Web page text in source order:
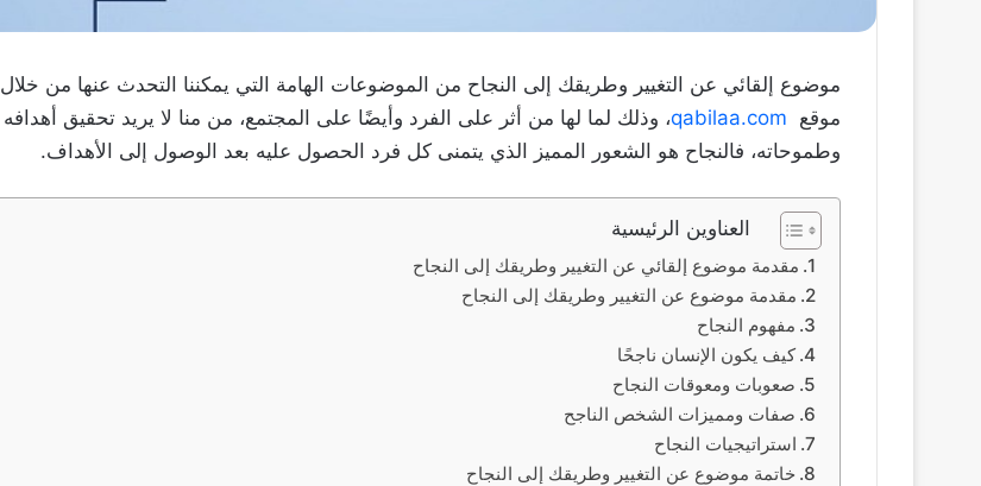
موضوع إلقائي عن التغيير وطريقك إلى النجاح من الموضوعات الهامة التي يمكننا التحدث عنها من خلال
موقع qabilaa.com، وذلك لما لها من أثر على الفرد وأيضًا على المجتمع، من منا لا يريد تحقيق أهدافه
وطموحاته، فالنجاح هو الشعور المميز الذي يتمنى كل فرد الحصول عليه بعد الوصول إلى الأهداف.
العناوين الرئيسية
مقدمة موضوع إلقائي عن التغيير وطريقك إلى النجاح
مقدمة موضوع عن التغيير وطريقك إلى النجاح
مفهوم النجاح
كيف يكون الإنسان ناجحًا
صعوبات ومعوقات النجاح
صفات ومميزات الشخص الناجح
استراتيجيات النجاح
خاتمة موضوع عن التغيير وطريقك إلى النجاح